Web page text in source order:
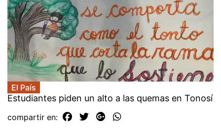
El País
Estudiantes piden un alto a las quemas en Tonosí
compartir en: